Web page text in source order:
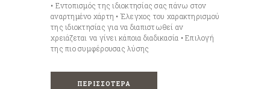
• Εντοπισμός της ιδιοκτησίας σας πάνω στον
αναρτημένο χάρτη • Έλεγχος του χαρακτηρισμού
της ιδιοκτησίας για να διαπιστωθεί αν
χρειάζεται να γίνει κάποια διαδικασία • Επιλογή
της πιο συμφέρουσας λύσης
ΠΕΡΙΣΣΌΤΕΡΑ